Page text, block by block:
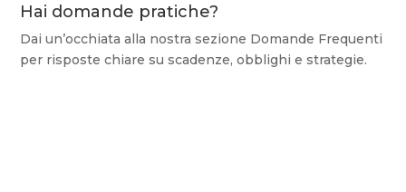
Hai domande pratiche?
Dai un’occhiata alla nostra sezione Domande Frequenti
per risposte chiare su scadenze, obblighi e strategie.